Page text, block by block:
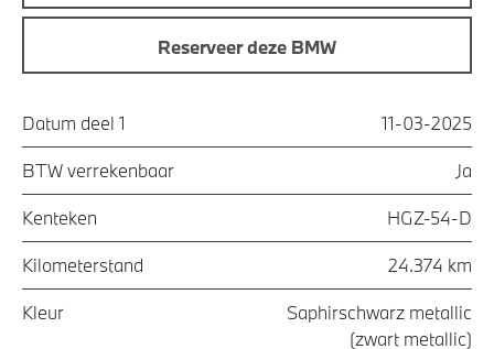
Reserveer deze BMW
Datum deel 1 11-03-2025
BTW verrekenbaar Ja
Kenteken HGZ-54-D
Kilometerstand 24.374 km
Kleur
Saphirschwarz metallic
(zwart metallic)